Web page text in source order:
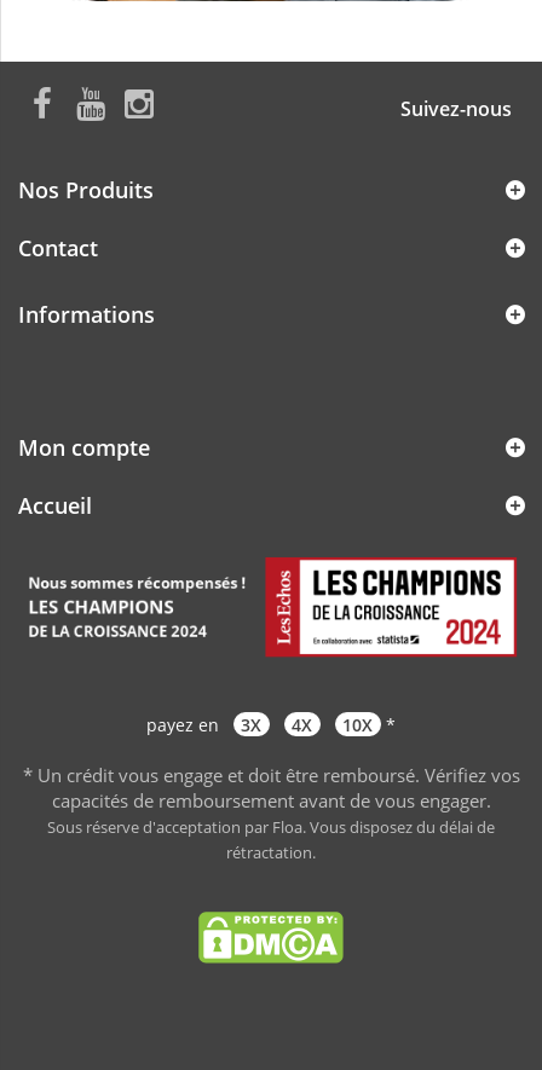
Suivez-nous
Nos Produits
Contact
Informations
Mon compte
Accueil
payez en 3X 4X 10X *
* Un crédit vous engage et doit être remboursé. Vérifiez vos
capacités de remboursement avant de vous engager.
Sous réserve d'acceptation par Floa. Vous disposez du délai de
rétractation.